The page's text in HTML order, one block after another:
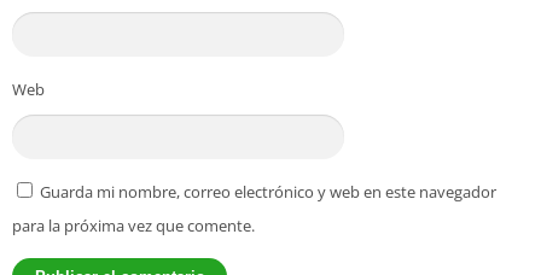
Web
Guarda mi nombre, correo electrónico y web en este navegador
para la próxima vez que comente.